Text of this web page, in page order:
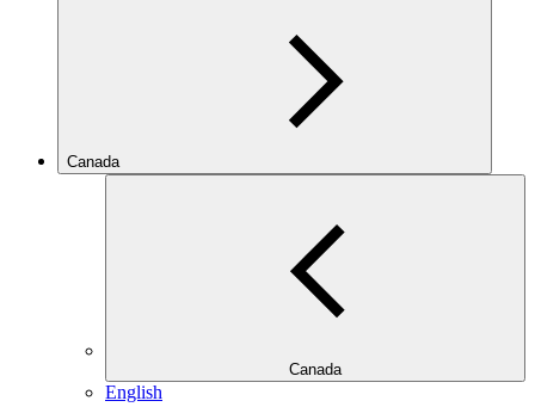
Canada
Canada
English